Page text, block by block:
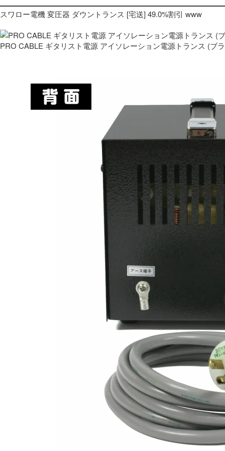
スワロー電機 変圧器 ダウントランス [宅送] 49.0%割引 www
PRO CABLE ギタリスト電源 アイソレーション電源トランス (ブ